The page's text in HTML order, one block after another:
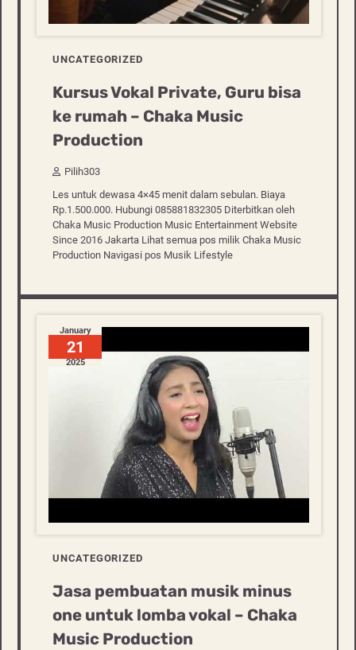
UNCATEGORIZED
Kursus Vokal Private, Guru bisa
ke rumah – Chaka Music
Production
Pilih303
Les untuk dewasa 4×45 menit dalam sebulan. Biaya
Rp.1.500.000. Hubungi 085881832305 Diterbitkan oleh
Chaka Music Production Music Entertainment Website
Since 2016 Jakarta Lihat semua pos milik Chaka Music
Production Navigasi pos Musik Lifestyle
January
21
2025
UNCATEGORIZED
Jasa pembuatan musik minus
one untuk lomba vokal – Chaka
Music Production